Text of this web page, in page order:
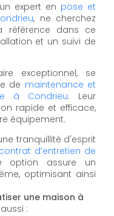
expert en pose et
, ne cherchez
référence dans ce
et un suivi de
exceptionnel, se
de maintenance et
à Condrieu. Leur
rapide et efficace,
équipement.
tranquillité d'esprit
contrat d’entretien de
option assure un
optimisant ainsi
une maison à
: